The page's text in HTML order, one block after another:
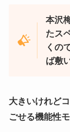
本沢
たス
くの
ば敷
大きいけれど
ごせる機能性